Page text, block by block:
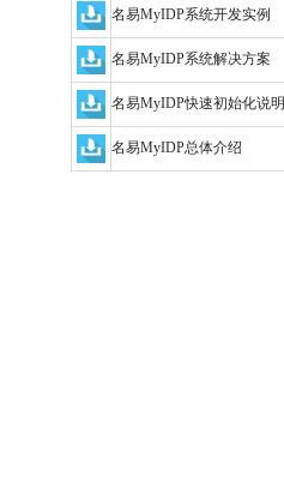
名易MyIDP系统开发实例
名易MyIDP系统解决方案
名易MyIDP快速初始化说明
名易MyIDP总体介绍